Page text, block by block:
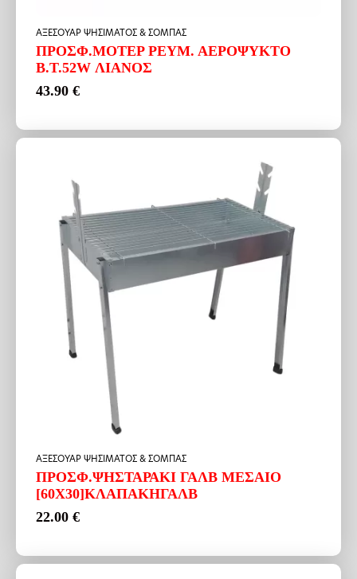
ΑΞΕΣΟΥΑΡ ΨΗΣΙΜΑΤΟΣ & ΣΟΜΠΑΣ
ΠΡΟΣΦ.ΜΟΤΕΡ ΡΕΥΜ. ΑΕΡΟΨΥΚΤΟ
Β.Τ.52W ΛΙΑΝΟΣ
43.90 €
ΑΞΕΣΟΥΑΡ ΨΗΣΙΜΑΤΟΣ & ΣΟΜΠΑΣ
ΠΡΟΣΦ.ΨΗΣΤΑΡΑΚΙ ΓΑΛΒ ΜΕΣΑΙΟ
[60Χ30]ΚΛΑΠΑΚΗΓΑΛΒ
22.00 €